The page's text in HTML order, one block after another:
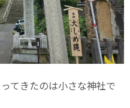
てきたのは小さな神社で